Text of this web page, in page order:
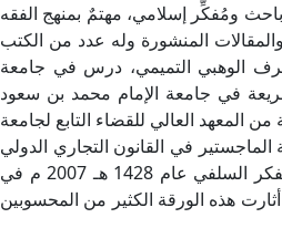
(ولد في 5 ربيع الآخر 1396 هـ الموافق 4 أبريل 1976م) باحث ومُفكِّر إسلامي، مهتمٌ بمنهج الفقه
والمقالات المنشورة وله عدد من الكتب
الوهبي التميمي، درس في جامعة
في جامعة الإمام محمد بن سعود
المعهد العالي للقضاء التابع لجامعة
في القانون التجاري الدولي
في جامعة إسكس بمدينة كولشيستر.ظهر تحوّل إبراهيم السكران إلى الفكر السلفي عام 1428 هـ 2007 م في
هذه الورقة الكثير من المحسوبين